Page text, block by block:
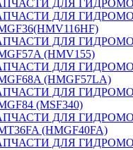
ДЛЯ
ДЛЯ
ДЛЯ
(HMV155)
ДЛЯ
(HMGF57LA)
ДЛЯ
(MSF340)
ДЛЯ
(HMGF40FA)
ДЛЯ